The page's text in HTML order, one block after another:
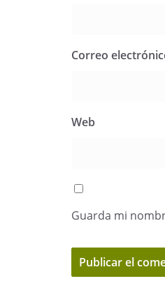
Correo
Web
Guarda mi